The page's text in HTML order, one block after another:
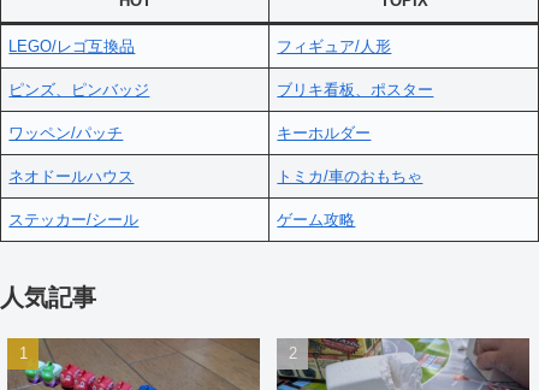
LEGO/レゴ互換品 フィギュア/人形
ピンズ、ピンバッジ ブリキ看板、ポスター
ワッペン/パッチ キーホルダー
ネオドールハウス トミカ/車のおもちゃ
ステッカー/シール ゲーム攻略
人気記事